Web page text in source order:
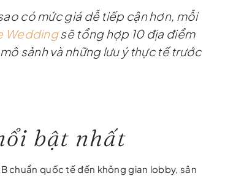
có mức giá dễ tiếp cận hơn, mỗi
Weddingsẽ tổng hợp 10 địa điểm
sảnh và những lưu ý thực tế trước
bật nhất
chuẩn quốc tế đến không gian lobby, sân